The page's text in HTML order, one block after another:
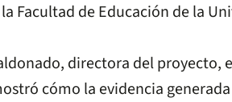
Facultad de Educación de la
directora del proyecto,
cómo la evidencia